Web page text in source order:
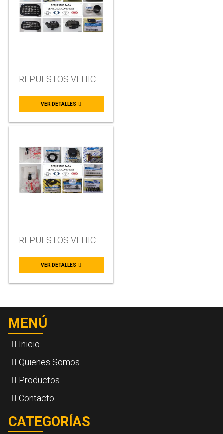
REPUESTOS VEHICULOS COREANOS
VER DETALLES
REPUESTOS VEHICULOS COREANOS
VER DETALLES
MENÚ
Inicio
Quienes Somos
Productos
Contacto
CATEGORÍAS